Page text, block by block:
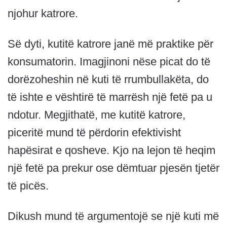
njohur katrore.
Së dyti, kutitë katrore janë më praktike për
konsumatorin. Imagjinoni nëse picat do të
dorëzoheshin në kuti të rrumbullakëta, do
të ishte e vështirë të marrësh një fetë pa u
ndotur. Megjithatë, me kutitë katrore,
piceritë mund të përdorin efektivisht
hapësirat e qosheve. Kjo na lejon të heqim
një fetë pa prekur ose dëmtuar pjesën tjetër
të picës.
Dikush mund të argumentojë se një kuti më